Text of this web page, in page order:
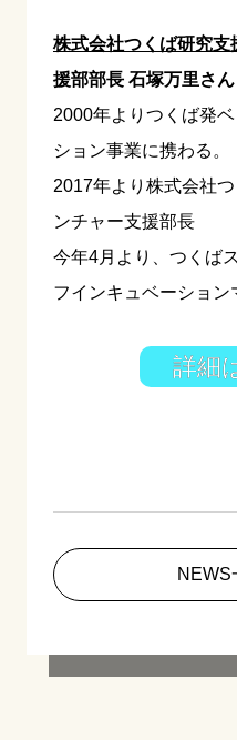
株式会社つくば研究支
援部部長 石塚万里さん
2000年よりつくば発
ション事業に携わる。
2017年より株式会社
ンチャー支援部長
今年4月より、つくば
フインキュベーション
詳細
NEWS